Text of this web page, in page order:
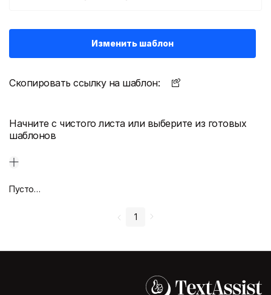
Изменить шаблон
Скопировать ссылку на шаблон:
Начните с чистого листа или выберите из готовых
шаблонов
Пустой дизайн-макет
1